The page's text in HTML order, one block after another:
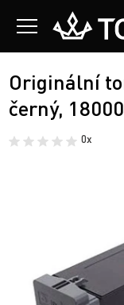
Originální
černý,
0x